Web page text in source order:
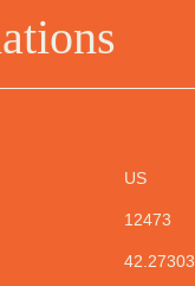
US
12473
42.27303